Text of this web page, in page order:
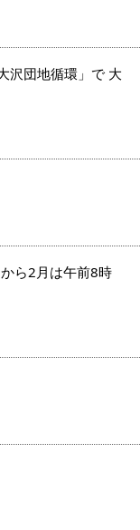
沢団地循環」で 大
ら2月は午前8時